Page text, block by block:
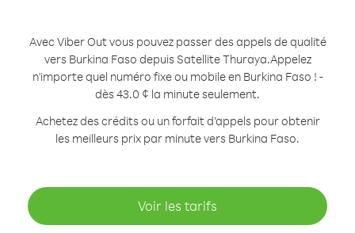
Avec Viber Out vous pouvez passer des appels de qualité
vers Burkina Faso depuis Satellite Thuraya.Appelez
n'importe quel numéro fixe ou mobile en Burkina Faso ! -
dès 43.0 ¢ la minute seulement.
Achetez des crédits ou un forfait d’appels pour obtenir
les meilleurs prix par minute vers Burkina Faso.
Voir les tarifs